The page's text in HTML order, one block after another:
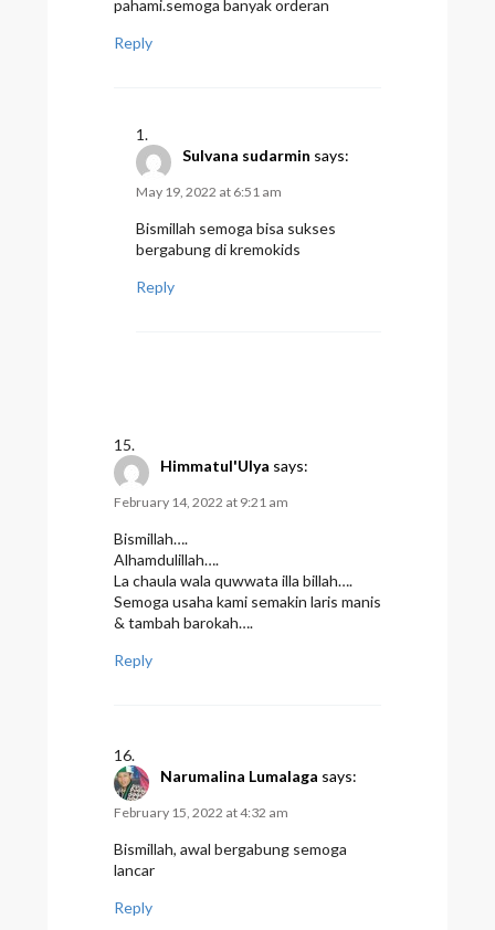
pahami.semoga banyak orderan
Reply
Sulvana sudarmin says:
May 19, 2022 at 6:51 am
Bismillah semoga bisa sukses
bergabung di kremokids
Reply
Himmatul'Ulya says:
February 14, 2022 at 9:21 am
Bismillah….
Alhamdulillah….
La chaula wala quwwata illa billah….
Semoga usaha kami semakin laris manis
& tambah barokah….
Reply
Narumalina Lumalaga says:
February 15, 2022 at 4:32 am
Bismillah, awal bergabung semoga
lancar
Reply